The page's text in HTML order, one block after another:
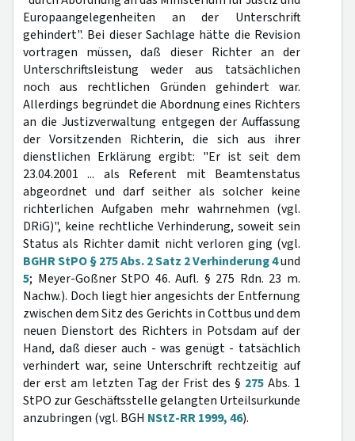
Europaangelegenheiten an der Unterschrift
gehindert". Bei dieser Sachlage hätte die Revision
vortragen müssen, daß dieser Richter an der
Unterschriftsleistung weder aus tatsächlichen
noch aus rechtlichen Gründen gehindert war.
Allerdings begründet die Abordnung eines Richters
an die Justizverwaltung entgegen der Auffassung
der Vorsitzenden Richterin, die sich aus ihrer
dienstlichen Erklärung ergibt: "Er ist seit dem
23.04.2001 ... als Referent mit Beamtenstatus
abgeordnet und darf seither als solcher keine
richterlichen Aufgaben mehr wahrnehmen (vgl.
DRiG)", keine rechtliche Verhinderung, soweit sein
Status als Richter damit nicht verloren ging (vgl.
BGHR StPO § 275 Abs. 2 Satz 2 Verhinderung 4und
5; Meyer-Goßner StPO 46. Aufl. § 275 Rdn. 23 m.
Nachw.). Doch liegt hier angesichts der Entfernung
zwischen dem Sitz des Gerichts in Cottbus und dem
neuen Dienstort des Richters in Potsdam auf der
Hand, daß dieser auch - was genügt - tatsächlich
verhindert war, seine Unterschrift rechtzeitig auf
der erst am letzten Tag der Frist des § 275 Abs. 1
StPO zur Geschäftsstelle gelangten Urteilsurkunde
anzubringen (vgl. BGH NStZ-RR 1999, 46).